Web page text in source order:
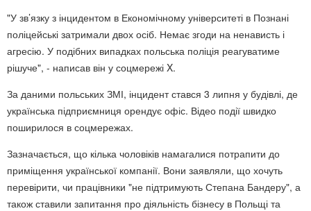
"У зв’язку з інцидентом в Економічному університеті в Познані
поліцейські затримали двох осіб. Немає згоди на ненависть і
агресію. У подібних випадках польська поліція реагуватиме
рішуче", - написав він у соцмережі X.
За даними польських ЗМІ, інцидент стався 3 липня у будівлі, де
українська підприємниця орендує офіс. Відео події швидко
поширилося в соцмережах.
Зазначається, що кілька чоловіків намагалися потрапити до
приміщення української компанії. Вони заявляли, що хочуть
перевірити, чи працівники "не підтримують Степана Бандеру", а
також ставили запитання про діяльність бізнесу в Польщі та